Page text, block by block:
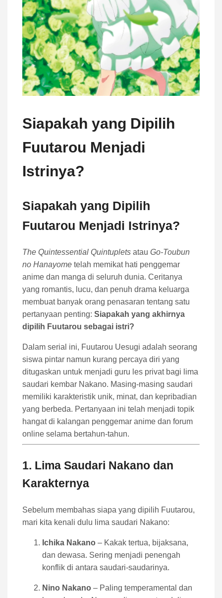
Siapakah yang Dipilih
Fuutarou Menjadi
Istrinya?
Siapakah yang Dipilih
Fuutarou Menjadi Istrinya?
The Quintessential Quintuplets atau Go-Toubun
no Hanayome telah memikat hati penggemar
anime dan manga di seluruh dunia. Ceritanya
yang romantis, lucu, dan penuh drama keluarga
membuat banyak orang penasaran tentang satu
pertanyaan penting: Siapakah yang akhirnya
dipilih Fuutarou sebagai istri?
Dalam serial ini, Fuutarou Uesugi adalah seorang
siswa pintar namun kurang percaya diri yang
ditugaskan untuk menjadi guru les privat bagi lima
saudari kembar Nakano. Masing-masing saudari
memiliki karakteristik unik, minat, dan kepribadian
yang berbeda. Pertanyaan ini telah menjadi topik
hangat di kalangan penggemar anime dan forum
online selama bertahun-tahun.
1. Lima Saudari Nakano dan
Karakternya
Sebelum membahas siapa yang dipilih Fuutarou,
mari kita kenali dulu lima saudari Nakano:
Ichika Nakano – Kakak tertua, bijaksana,
dan dewasa. Sering menjadi penengah
konflik di antara saudari-saudarinya.
Nino Nakano – Paling temperamental dan